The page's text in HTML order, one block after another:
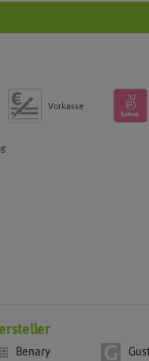
Vorkasse
Benary